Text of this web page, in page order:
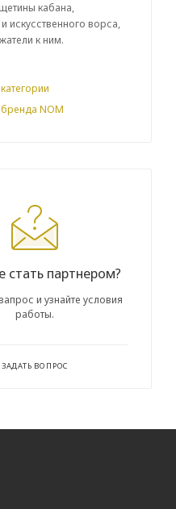
кабана,
искусственного ворса,
к ним.
NOM
стать партнером?
и узнайте условия
работы.
ЗАДАТЬ ВОПРОС